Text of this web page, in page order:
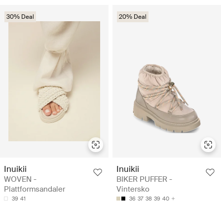
30% Deal
Inuikii
WOVEN -
Plattformsandaler
39 41
20% Deal
Inuikii
BIKER PUFFER -
Vintersko
36 37 38 39 40